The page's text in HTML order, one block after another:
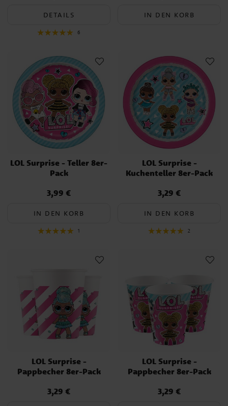
Mit dem L.O.L. Surprise!-Thema von uns wird jeder Geburtstag zu
lassen Sie die Party beginnen!
DETAILS
6
IN DEN KORB
LOL Surprise - Teller 8er-
Pack
Preis:3,99 €
3,99 €
IN DEN KORB
1
LOL Surprise -
Kuchenteller 8er-Pack
Preis:3,29 €
3,29 €
IN DEN KORB
2
LOL Surprise -
Pappbecher 8er-Pack
Preis:3,29 €
3,29 €
LOL Surprise -
Pappbecher 8er-Pack
Preis:3,29 €
3,29 €